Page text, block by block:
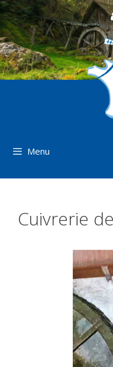
Aller
au
contenu
Menu
Cuivrerie